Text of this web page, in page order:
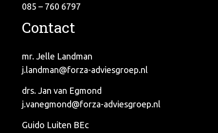
085 – 760 6797
Contact
mr. Jelle Landman
j.landman@forza-adviesgroep.nl
drs. Jan van Egmond
j.vanegmond@forza-adviesgroep.nl
Guido Luiten BEc